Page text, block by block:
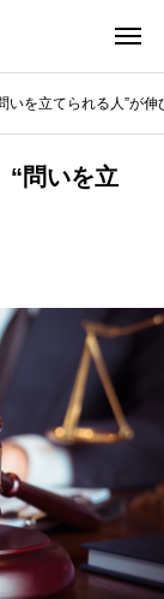
いを立てられる人”が伸
“問いを立